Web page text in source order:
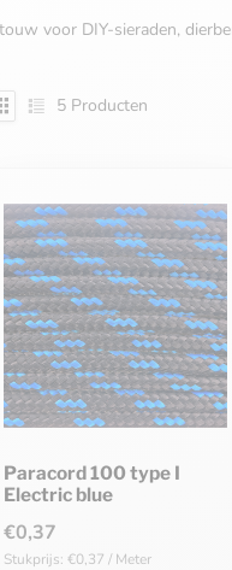
voor DIY-sieraden,
5 Producten
Paracord 100 type I
Electric blue
€0,37
Stukprijs: €0,37 / Meter